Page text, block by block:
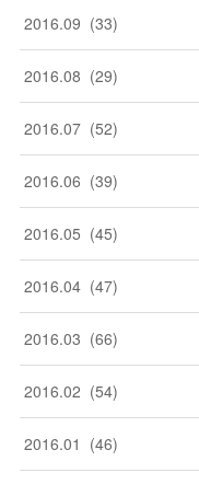
2016.09 (33)
2016.08 (29)
2016.07 (52)
2016.06 (39)
2016.05 (45)
2016.04 (47)
2016.03 (66)
2016.02 (54)
2016.01 (46)